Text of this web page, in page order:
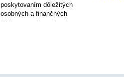
poskytovaním dôležitých
osobných a finančných
údajov, a to aj v prípade